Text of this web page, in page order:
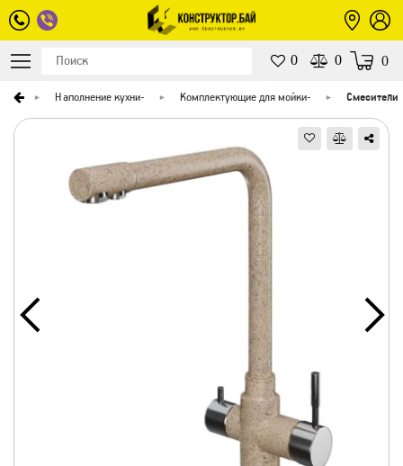
0 0 0
Наполнение кухни- Комплектующие для мойки- Смесители